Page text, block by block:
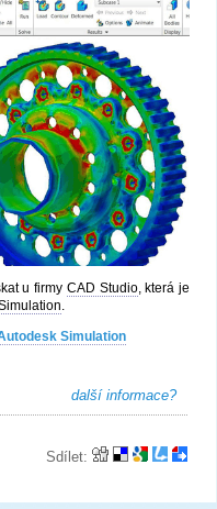
u firmy CAD Studio, která je
.
Simulation
další informace?
Sdílet: